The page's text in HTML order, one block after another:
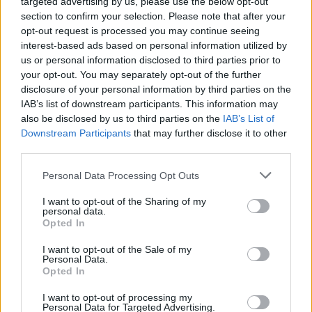
section to confirm your selection. Please note that after your
opt-out request is processed you may continue seeing
interest-based ads based on personal information utilized by
us or personal information disclosed to third parties prior to
your opt-out. You may separately opt-out of the further
disclosure of your personal information by third parties on the
IAB’s list of downstream participants. This information may
also be disclosed by us to third parties on the IAB’s List of
Downstream Participants that may further disclose it to other
Personal Data Processing Opt Outs
I want to opt-out of the Sharing of my
personal data.
Opted In
I want to opt-out of the Sale of my
Personal Data.
Opted In
I want to opt-out of processing my
Personal Data for Targeted Advertising.
Comment choisir ses probiotiques et
prébiotiques ?
Choisir ses probiotiques
Pour profiter pleinement des bienfaits des
probiotiques, il est conseillé de privilégier :
Les produits portant une certification ou une
micro-organismes viables en quantité suffisante
(généralement au moins 10^9 UFC par dose)
Les souches bactériennes reconnues pour leurs
effets bénéfiques, comme Lactobacillus
acidophilus ou Bifidobacterium bifidum
Les probiotiques adaptés à votre situation
traitement de troubles digestifs